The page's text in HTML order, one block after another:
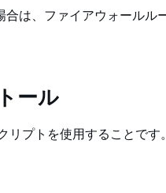
は、ファイアウォールル
ール
リプトを使用することです